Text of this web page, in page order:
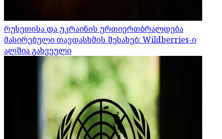
რუსეთისა და უკრაინის ურთიერთბრალდება
მასირებული თავდასხმის შესახებ: Wildberries-ი
ალშია გახვეული